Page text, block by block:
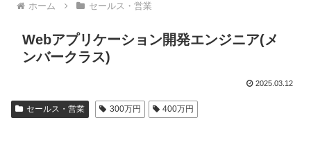
ホーム セールス・営業
Webアプリケーション開発エンジニア(メ
ンバークラス)
2025.03.12
セールス・営業 300万円 400万円